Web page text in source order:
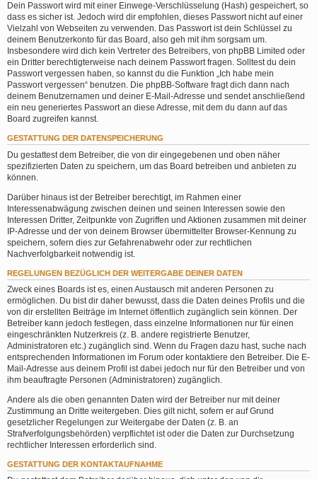
Dein Passwort wird mit einer Einwege-Verschlüsselung (Hash) gespeichert, so
dass es sicher ist. Jedoch wird dir empfohlen, dieses Passwort nicht auf einer
Vielzahl von Webseiten zu verwenden. Das Passwort ist dein Schlüssel zu
deinem Benutzerkonto für das Board, also geh mit ihm sorgsam um.
Insbesondere wird dich kein Vertreter des Betreibers, von phpBB Limited oder
ein Dritter berechtigterweise nach deinem Passwort fragen. Solltest du dein
Passwort vergessen haben, so kannst du die Funktion „Ich habe mein
Passwort vergessen“ benutzen. Die phpBB-Software fragt dich dann nach
deinem Benutzernamen und deiner E-Mail-Adresse und sendet anschließend
ein neu generiertes Passwort an diese Adresse, mit dem du dann auf das
Board zugreifen kannst.
GESTATTUNG DER DATENSPEICHERUNG
Du gestattest dem Betreiber, die von dir eingegebenen und oben näher
spezifizierten Daten zu speichern, um das Board betreiben und anbieten zu
können.
Darüber hinaus ist der Betreiber berechtigt, im Rahmen einer
Interessenabwägung zwischen deinen und seinen Interessen sowie den
Interessen Dritter, Zeitpunkte von Zugriffen und Aktionen zusammen mit deiner
IP-Adresse und der von deinem Browser übermittelter Browser-Kennung zu
speichern, sofern dies zur Gefahrenabwehr oder zur rechtlichen
Nachverfolgbarkeit notwendig ist.
REGELUNGEN BEZÜGLICH DER WEITERGABE DEINER DATEN
Zweck eines Boards ist es, einen Austausch mit anderen Personen zu
ermöglichen. Du bist dir daher bewusst, dass die Daten deines Profils und die
von dir erstellten Beiträge im Internet öffentlich zugänglich sein können. Der
Betreiber kann jedoch festlegen, dass einzelne Informationen nur für einen
eingeschränkten Nutzerkreis (z. B. andere registrierte Benutzer,
Administratoren etc.) zugänglich sind. Wenn du Fragen dazu hast, suche nach
entsprechenden Informationen im Forum oder kontaktiere den Betreiber. Die E-
Mail-Adresse aus deinem Profil ist dabei jedoch nur für den Betreiber und von
ihm beauftragte Personen (Administratoren) zugänglich.
Andere als die oben genannten Daten wird der Betreiber nur mit deiner
Zustimmung an Dritte weitergeben. Dies gilt nicht, sofern er auf Grund
gesetzlicher Regelungen zur Weitergabe der Daten (z. B. an
Strafverfolgungsbehörden) verpflichtet ist oder die Daten zur Durchsetzung
rechtlicher Interessen erforderlich sind.
GESTATTUNG DER KONTAKTAUFNAHME